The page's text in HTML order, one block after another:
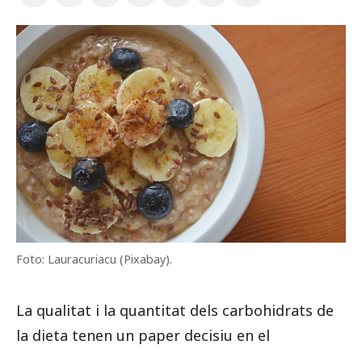
Foto: Lauracuriacu (Pixabay).
La qualitat i la quantitat dels carbohidrats de
la dieta tenen un paper decisiu en el